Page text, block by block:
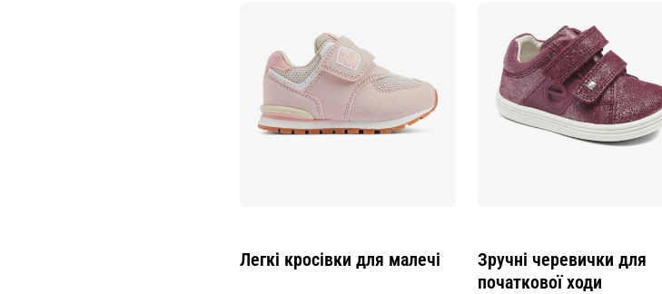
Легкі кросівки для малечі
Зручні черевички для
початкової ходи